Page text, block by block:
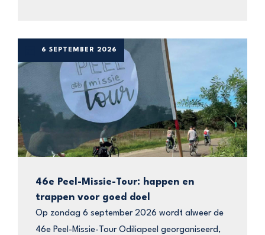
6 SEPTEMBER 2026
46e Peel-Missie-Tour: happen en
trappen voor goed doel
Op zondag 6 september 2026 wordt alweer de
46e Peel-Missie-Tour Odiliapeel georganiseerd,